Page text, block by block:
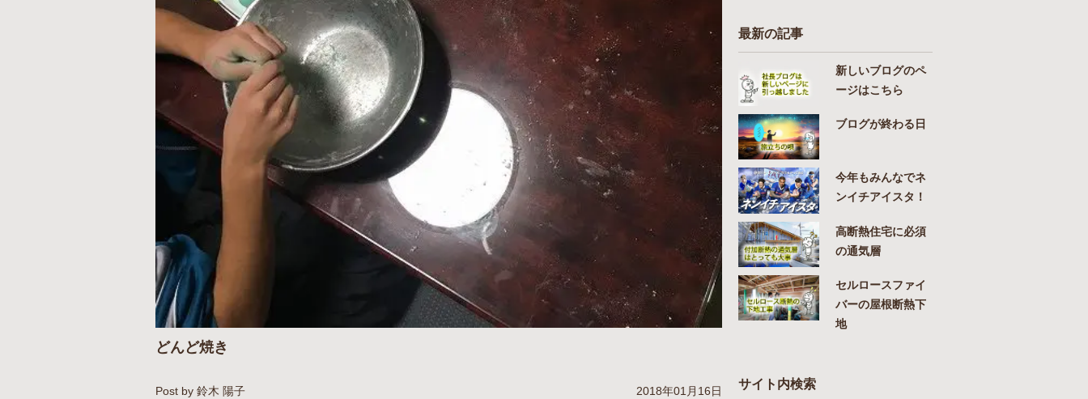
どんど焼き
Post by 鈴木 陽子 2018年01月16日
最新の記事
新しいブログのペ
ージはこちら
ブログが終わる日
今年もみんなでネ
ンイチアイスタ！
高断熱住宅に必須
の通気層
セルロースファイ
バーの屋根断熱下
地
サイト内検索